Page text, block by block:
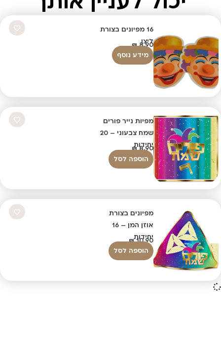
16 מפיונים בצורת
ליצן ₪8.90
מידע נוסף
מפיות נייר פורים
שמח צבעוני – 20
יחידות₪8.90
הוספה לסל
מפיונים בצורת
אוזן המן – 16
יחידות₪10.90
הוספה לסל